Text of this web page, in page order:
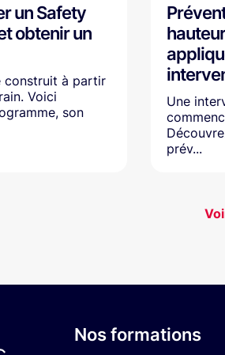
un Safety
obtenir un
construit à partir
Voici
son
Une
prév...
Nos formations